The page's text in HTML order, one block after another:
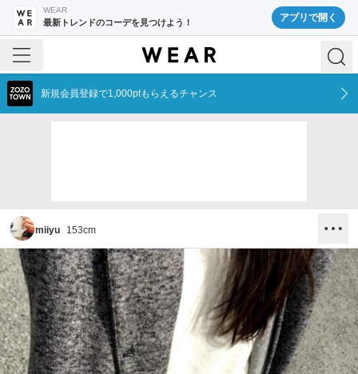
WEAR
最新トレンドのコーデを見つけよう！ アプリで開く
新規会員登録で1,000ptもらえるチャンス
miiyu 153cm